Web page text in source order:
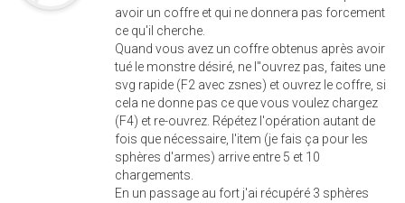
avoir un coffre et qui ne donnera pas forcement
ce qu'il cherche.
Quand vous avez un coffre obtenus après avoir
tué le monstre désiré, ne l"ouvrez pas, faites une
svg rapide (F2 avec zsnes) et ouvrez le coffre, si
cela ne donne pas ce que vous voulez chargez
(F4) et re-ouvrez. Répétez l'opération autant de
fois que nécessaire, l'item (je fais ça pour les
sphères d'armes) arrive entre 5 et 10
chargements.
En un passage au fort j'ai récupéré 3 sphères